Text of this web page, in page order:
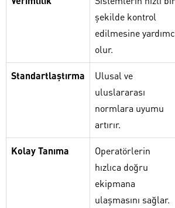
şekilde kontrol
edilmesine
olur.
Standartlaştırma
Ulusal ve
uluslararası
normlara uyumu
artırır.
Kolay Tanıma
Operatörlerin
hızlıca doğru
ekipmana
ulaşmasını sağlar.